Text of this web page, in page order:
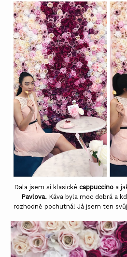
Dala jsem si klasické cappuccino a
Pavlova. Káva byla moc dobrá a
rozhodně pochutná! Já jsem ten